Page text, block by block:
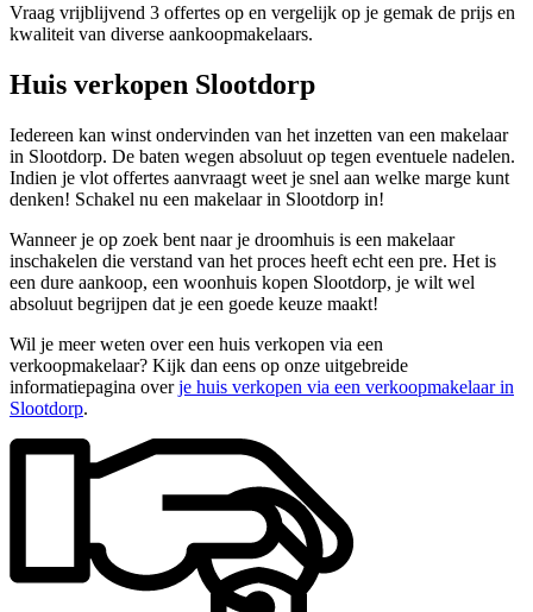
Vraag vrijblijvend 3 offertes op en vergelijk op je gemak de prijs en
kwaliteit van diverse aankoopmakelaars.
Huis verkopen Slootdorp
Iedereen kan winst ondervinden van het inzetten van een makelaar
in Slootdorp. De baten wegen absoluut op tegen eventuele nadelen.
Indien je vlot offertes aanvraagt weet je snel aan welke marge kunt
denken! Schakel nu een makelaar in Slootdorp in!
Wanneer je op zoek bent naar je droomhuis is een makelaar
inschakelen die verstand van het proces heeft echt een pre. Het is
een dure aankoop, een woonhuis kopen Slootdorp, je wilt wel
absoluut begrijpen dat je een goede keuze maakt!
Wil je meer weten over een huis verkopen via een
verkoopmakelaar? Kijk dan eens op onze uitgebreide
informatiepagina overje huis verkopen via een verkoopmakelaar in
Slootdorp.